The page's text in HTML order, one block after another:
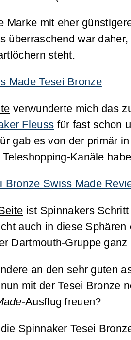
Marke mit eher
überraschend war
steht.
verwunderte mich das
Fleuss für fast schon
gab es von der primär
Kanäle
ist Spinnakers
auch in diese
Dartmouth-Gruppe
an den sehr guten
mit der Tesei Bronze
-Ausflug freuen?
Spinnaker Tesei